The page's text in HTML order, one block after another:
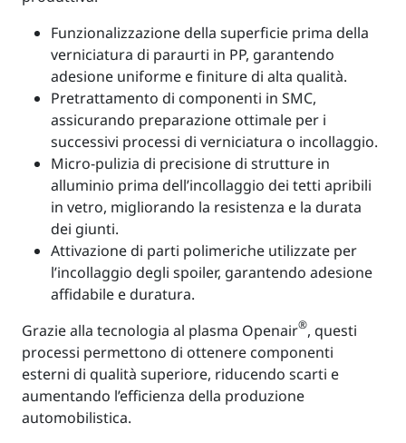
Funzionalizzazione della superficie prima della
verniciatura di paraurti in PP, garantendo
adesione uniforme e finiture di alta qualità.
Pretrattamento di componenti in SMC,
assicurando preparazione ottimale per i
successivi processi di verniciatura o incollaggio.
Micro-pulizia di precisione di strutture in
alluminio prima dell’incollaggio dei tetti apribili
in vetro, migliorando la resistenza e la durata
dei giunti.
Attivazione di parti polimeriche utilizzate per
l’incollaggio degli spoiler, garantendo adesione
affidabile e duratura.
Grazie alla tecnologia al plasma Openair®, questi
processi permettono di ottenere componenti
esterni di qualità superiore, riducendo scarti e
aumentando l’efficienza della produzione
automobilistica.